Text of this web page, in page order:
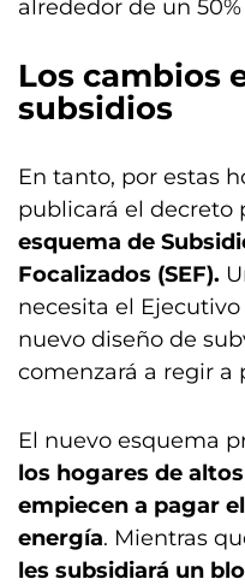
alrededor de un
Los cambios
subsidios
En tanto, por estas
publicará el decreto
esquema de
Focalizados (SEF).
necesita el
nuevo diseño de
comenzará a regir a
El nuevo esquema
los hogares de
empiecen a pagar
energía. Mientras
les subsidiará un